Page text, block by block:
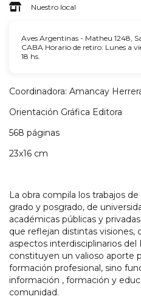
Nuestro local
Aves Argentinas - Matheu 1248,
CABA Horario de retiro: Lunes a
18 hs.
Coordinadora: Amancay
Orientación Gráfica Editora
568 páginas
23x16 cm
La obra compila los trabajos
grado y posgrado, de
académicas públicas y
que reflejan distintas
aspectos interdisciplinarios
constituyen un valioso aporte
formación profesional, sino
información , formación y
comunidad.